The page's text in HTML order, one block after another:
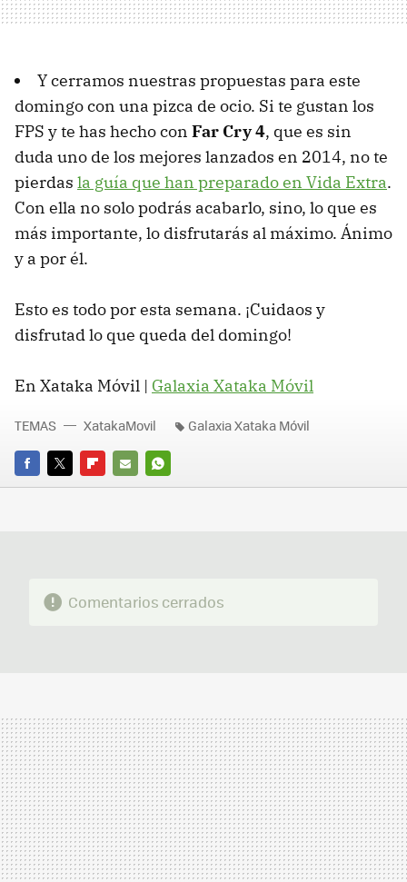
Y cerramos nuestras propuestas para este
domingo con una pizca de ocio. Si te gustan los
FPS y te has hecho con Far Cry 4, que es sin
duda uno de los mejores lanzados en 2014, no te
pierdas la guía que han preparado en Vida Extra.
Con ella no solo podrás acabarlo, sino, lo que es
más importante, lo disfrutarás al máximo. Ánimo
y a por él.
Esto es todo por esta semana. ¡Cuidaos y
disfrutad lo que queda del domingo!
En Xataka Móvil | Galaxia Xataka Móvil
FACEBOOK
TWITTERFLIPBOARD
E-
WHATSAPP
TEMAS XatakaMovil Galaxia Xataka Móvil
Comentarios cerrados